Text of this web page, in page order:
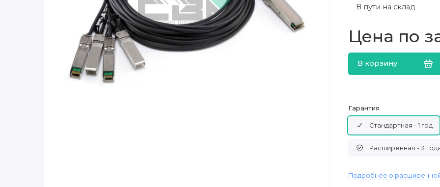
В пути на склад
Цена по
В корзину
Гарантия
Стандартная - 1 год
Расширенная - 3
Подробнее о